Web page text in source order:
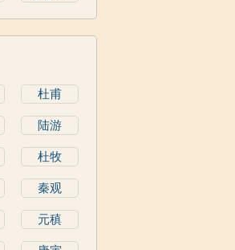
杜甫
陆游
杜牧
秦观
元稹